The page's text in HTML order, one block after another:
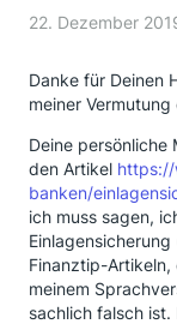
22. Dezember
Danke für Deinen
meiner
Deine persönliche
den Artikel
banken/
ich muss sagen,
Finanztip-
meinem
sachlich falsch ist.